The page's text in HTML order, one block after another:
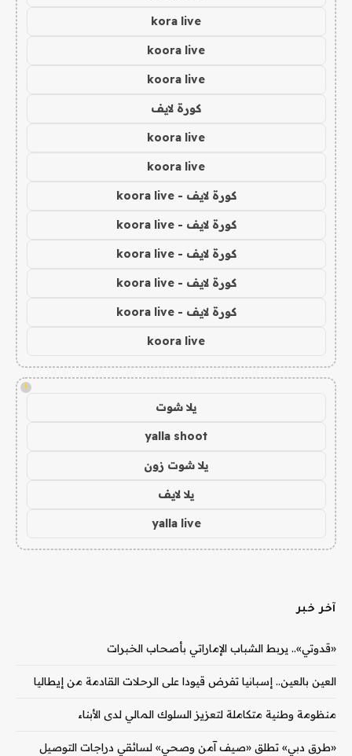
kora live
koora live
koora live
كورة لايف
koora live
koora live
كورة لايف - koora live
كورة لايف - koora live
كورة لايف - koora live
كورة لايف - koora live
كورة لايف - koora live
koora live
!
يلا شوت
yalla shoot
يلا شوت زون
يلا لايف
yalla live
آخر خبر
«قدوتي».. يربط الشباب الإماراتي بأصحاب الخبرات
العين بالعين.. إسبانيا تفرض قيودا على الرحلات القادمة من إيطاليا
منظومة وطنية متكاملة لتعزيز السلوك المالي لدى الأبناء
«طرق دبي» تطلق «صيف آمن وصحي» لسائقي دراجات التوصيل